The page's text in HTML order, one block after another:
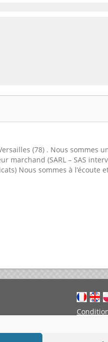
(78) . Nous sommes
marchand (SARL – SAS
Nous sommes à l’écoute